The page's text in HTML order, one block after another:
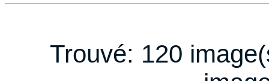
Trouvé: 120